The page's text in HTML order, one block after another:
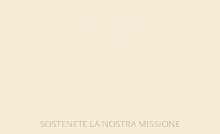
SOSTENETE LA NOSTRA MISSIONE